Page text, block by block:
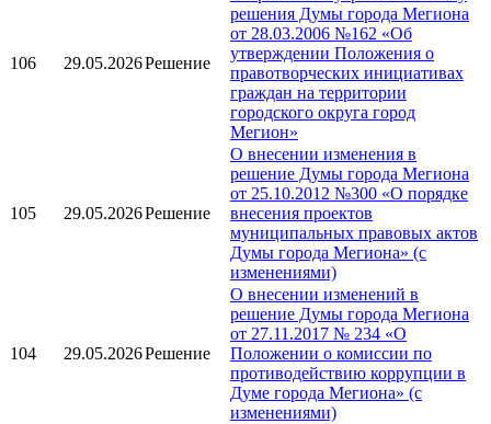
106 29.05.2026Решение
решения Думы города Мегиона
от 28.03.2006 №162 «Об
утверждении Положения о
правотворческих инициативах
граждан на территории
городского округа город
Мегион»
105 29.05.2026Решение
О внесении изменения в
решение Думы города Мегиона
от 25.10.2012 №300 «О порядке
внесения проектов
муниципальных правовых актов
Думы города Мегиона» (с
изменениями)
104 29.05.2026Решение
О внесении изменений в
решение Думы города Мегиона
от 27.11.2017 № 234 «О
Положении о комиссии по
противодействию коррупции в
Думе города Мегиона» (с
изменениями)